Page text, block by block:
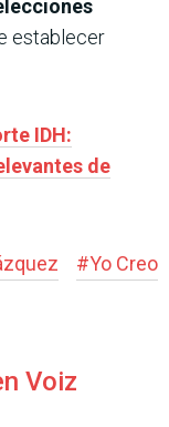
establecer
IDH:
de
#Yo Creo
Voiz